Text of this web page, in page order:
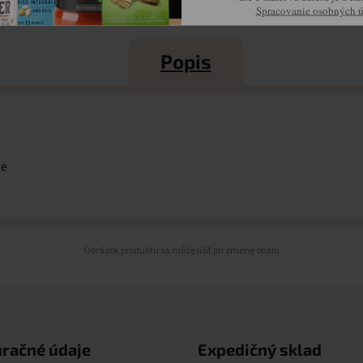
Popis
Obrázok produktu sa môže líšiť pri zmene obalu
údaje Expedičný sklad
Spracovanie osobných